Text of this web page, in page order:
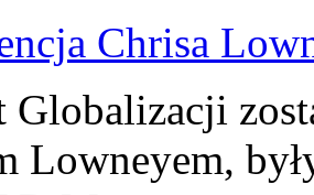
Chrisa
Globalizacji
Lowneyem,